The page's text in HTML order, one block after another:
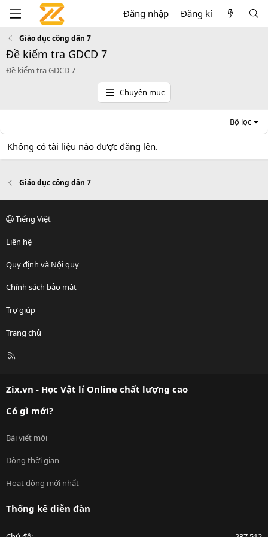
Đăng nhập Đăng kí
Giáo dục công dân 7
Đề kiểm tra GDCD 7
Đề kiểm tra GDCD 7
Chuyên mục
Bộ lọc
Không có tài liệu nào được đăng lên.
Giáo dục công dân 7
Tiếng Việt
Liên hệ
Quy định và Nội quy
Chính sách bảo mật
Trợ giúp
Trang chủ
R
Zix.vn - Học Vật lí Online chất lượng cao
Có gì mới?
Bài viết mới
Dòng thời gian
Hoạt động mới nhất
Thống kê diễn đàn